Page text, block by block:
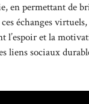
en permettant de
échanges
l’espoir et la
liens sociaux